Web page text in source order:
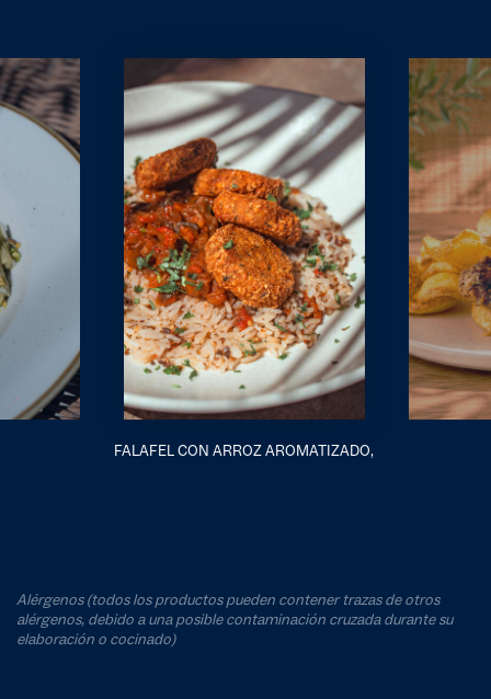
FALAFEL CON ARROZ AROMATIZADO,
Alérgenos (todos los productos pueden contener trazas de otros
alérgenos, debido a una posible contaminación cruzada durante su
elaboración o cocinado)